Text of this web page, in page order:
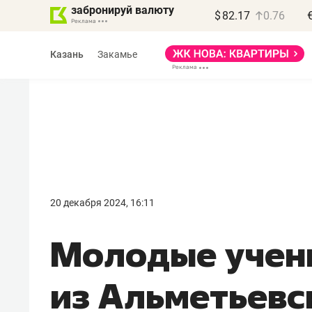
забронируй валюту $ 82.17 0.76
Казань Закамье
20 декабря 2024, 16:11
Молодые
из
правил, бизнес может
потерять минимум